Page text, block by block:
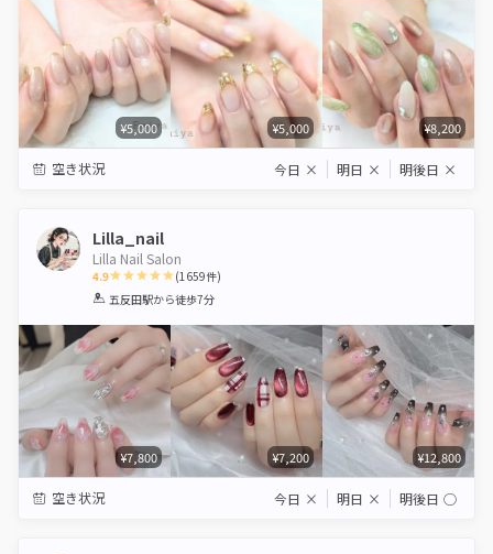
¥5,000 ¥5,000 ¥8,200
空き状況 今日 × 明日 × 明後日 ×
Lilla_nail
Lilla Nail Salon
4.9
1 2 3 4 5
(1659件)
五反田駅から徒歩7分
¥7,800 ¥7,200 ¥12,800
空き状況 今日 × 明日 × 明後日 ◯